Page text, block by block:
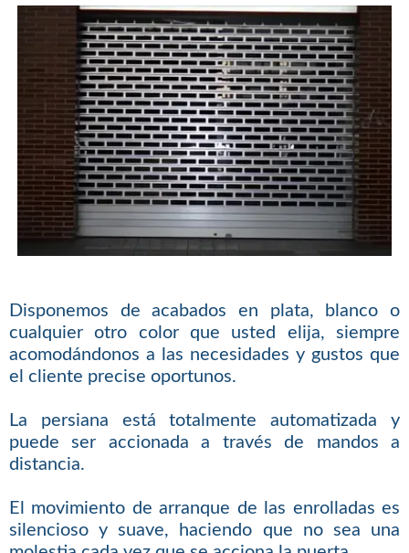
Disponemos de acabados en plata, blanco o
cualquier otro color que usted elija, siempre
acomodándonos a las necesidades y gustos que
el cliente precise oportunos.
La persiana está totalmente automatizada y
puede ser accionada a través de mandos a
distancia.
El movimiento de arranque de las enrolladas es
silencioso y suave, haciendo que no sea una